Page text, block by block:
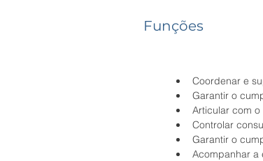
Funções
Coordenar e
Garantir o
Articular com
Controlar
Garantir o
Acompanhar a